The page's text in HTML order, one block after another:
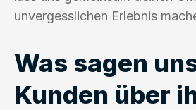
unvergesslichen Erlebnis
Was sagen
Kunden über